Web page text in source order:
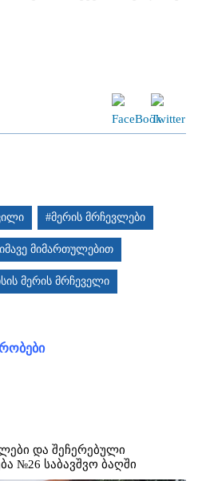
#მერის მრჩევლები
მიმართულებით
მერის მრჩეველი
და შეჩერებული
№26 საბავშვო ბაღში